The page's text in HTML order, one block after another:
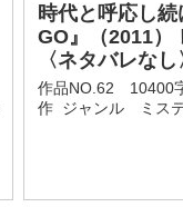
時代と呼応し
GO』（2011）
〈ネタバレな
作品NO.62 10400
作 ジャンル ミステ